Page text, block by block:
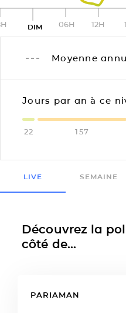
DIM 06H 12H
Moyenne
Jours par an à ce
22 157
LIVE SEMAINE
Découvrez la
côté de...
PARIAMAN